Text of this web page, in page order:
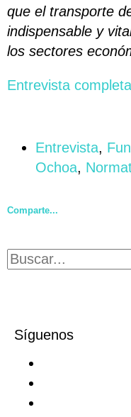
que el transporte
indispensable y
los sectores
Entrevista
Entrevista,
Ochoa,
Comparte...
Síguenos